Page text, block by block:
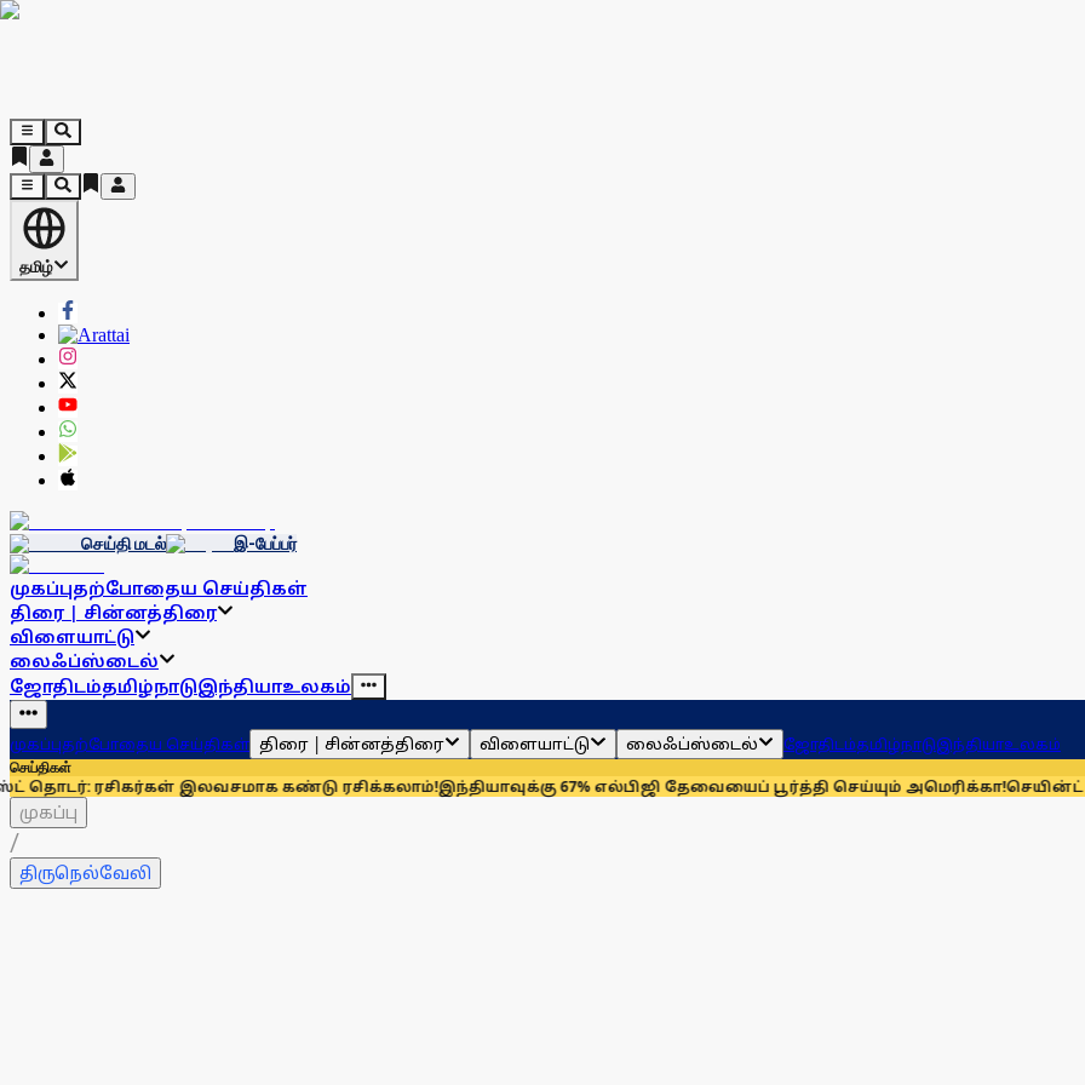
தமிழ்
செய்தி மடல் இ-பேப்பர்
முகப்புதற்போதைய செய்திகள்
திரை | சின்னத்திரை
விளையாட்டு
லைஃப்ஸ்டைல்
ஜோதிடம்தமிழ்நாடுஇந்தியாஉலகம்
முகப்புதற்போதைய செய்திகள் திரை | சின்னத்திரை விளையாட்டு லைஃப்ஸ்டைல் ஜோதிடம்தமிழ்நாடுஇந்தியாஉலகம்
செய்திகள்
இலவசமாக கண்டு ரசிக்கலாம்!இந்தியாவுக்கு 67% எல்பிஜி தேவையைப் பூர்த்தி செய்யும் அமெரிக்கா!செயின்ட் லூயிஸ்
முகப்பு
/
திருநெல்வேலி